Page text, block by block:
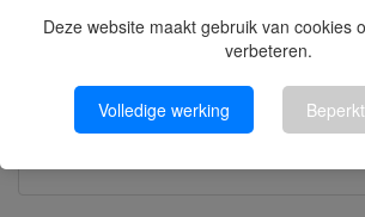
Deze website maakt gebruik van cookies
verbeteren.
Volledige werking